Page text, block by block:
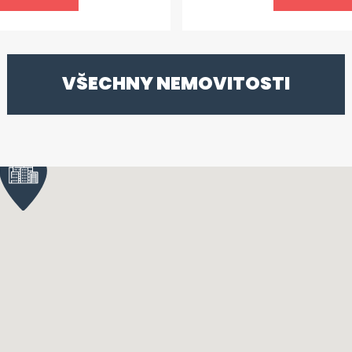
a možnost
města - do 10 minut
kinu či
žijí tolerantní
nehospodárná.
dům se nachází v
nájemné činní
kauce 23.400,-Kč.
energetické
VŠECHNY NEMOVITOSTI